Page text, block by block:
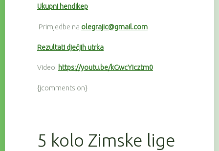
Ukupni hendikep
Primjedbe na olegrajic@gmail.com
Rezultati dječjih utrka
Video: https://youtu.be/kGwcYicztm0
{jcomments on}
5 kolo Zimske lige